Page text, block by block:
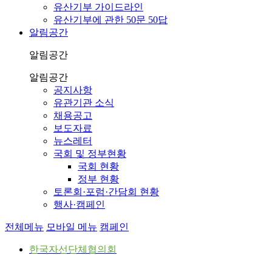
유산기부 가이드라인
유산기부에 관한 50문 50답
알림공간
알림공간
알림공간
공지사항
유관기관 소식
채용공고
보도자료
뉴스레터
국회 및 정부현황
국회 현황
정부 현황
토론회·포럼·간담회 현황
행사·캠페인
전체메뉴 모바일 메뉴 캠페인
한국자선단체협의회